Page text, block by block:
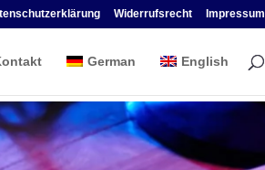
Widerrufsrecht Impressum
German English